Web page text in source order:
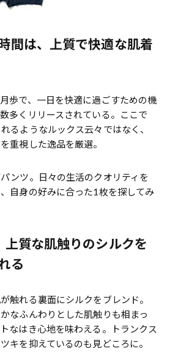
間は、上質で快適な肌着
歩で、一日を快適に過ごすための機
多くリリースされている。ここで
るようなルックス云々ではなく、
重視した逸品を厳選。
ンツ。日々の生活のクオリティを
自身の好みに合った1枚を探してみ
上質な肌触りのシルクを
る
触れる裏面にシルクをブレンド。
なふんわりとした肌触りも相まっ
なはき心地を味わえる。トランクス
キを抑えているのも見どころに。